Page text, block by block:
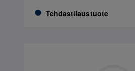
Tehdastilaustuote